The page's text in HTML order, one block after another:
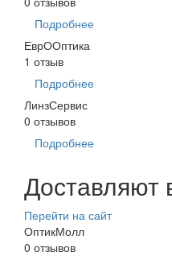
Подробнее
ЕврООптика
1 отзыв
Подробнее
ЛинзСервис
0 отзывов
Подробнее
Доставляют
Перейти на сайт
ОптикМолл
0 отзывов